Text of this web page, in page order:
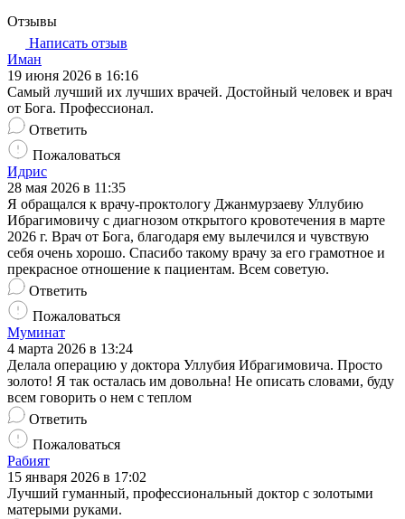
Отзывы
Написать отзыв
Иман
19 июня 2026 в 16:16
Самый лучший их лучших врачей. Достойный человек и врач
от Бога. Профессионал.
Ответить
Пожаловаться
Идрис
28 мая 2026 в 11:35
Я обращался к врачу-проктологу Джанмурзаеву Уллубию
Ибрагимовичу с диагнозом открытого кровотечения в марте
2026 г. Врач от Бога, благодаря ему вылечился и чувствую
себя очень хорошо. Спасибо такому врачу за его грамотное и
прекрасное отношение к пациентам. Всем советую.
Ответить
Пожаловаться
Муминат
4 марта 2026 в 13:24
Делала операцию у доктора Уллубия Ибрагимовича. Просто
золото! Я так осталась им довольна! Не описать словами, буду
всем говорить о нем с теплом
Ответить
Пожаловаться
Рабият
15 января 2026 в 17:02
Лучший гуманный, профессиональный доктор с золотыми
матерыми руками.